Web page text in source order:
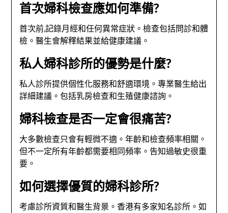
首次婦科檢查應如何準備?
首次前,記錄月經和任何異常症狀。檢查包括問診和體
檢。醫生會解釋結果並給健康建議。
私人婦科診所的優勢是什麼?
私人診所提供個性化服務和舒適環境。專業醫生給出
詳細建議。包括乳房檢查和生殖健康諮詢。
婦科檢查是否一定會很痛苦?
大多數檢查只會有輕微不適。年齡和檢查頻率相關。
但不一定所有年齡都需要相同頻率。告知過敏史很重
要。
如何選擇優質的婦科診所?
考慮診所資質和醫生背景。香港有多家知名診所。如